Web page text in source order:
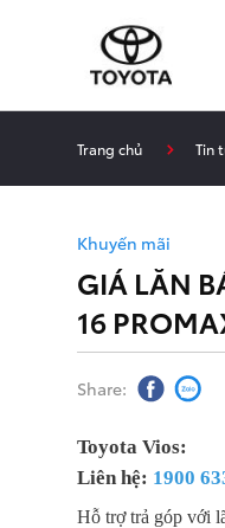
Trang chủ Tin
Khuyến mãi
GIÁ LĂN
16
Share:
Toyota Vios:
Liên hệ: 1900
Hỗ trợ trả góp với